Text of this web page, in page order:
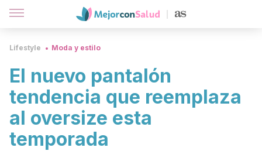
Lifestyle Moda y estilo
El nuevo pantalón
tendencia que reemplaza
al oversize esta
temporada